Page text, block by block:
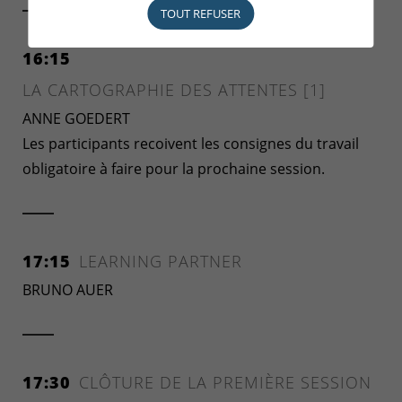
16:15
LA CARTOGRAPHIE DES ATTENTES [1]
ANNE GOEDERT
Les participants recoivent les consignes du travail
obligatoire à faire pour la prochaine session.
17:15 LEARNING PARTNER
BRUNO AUER
17:30 CLÔTURE DE LA PREMIÈRE SESSION
TOUT REFUSER